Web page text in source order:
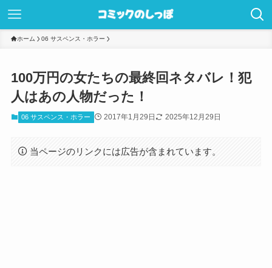
ホーム 06 サスペンス・ホラー
100万円の女たちの最終回ネタバレ！犯
人はあの人物だった！
06 サスペンス・ホラー 2017年1月29日 2025年12月29日
当ページのリンクには広告が含まれています。